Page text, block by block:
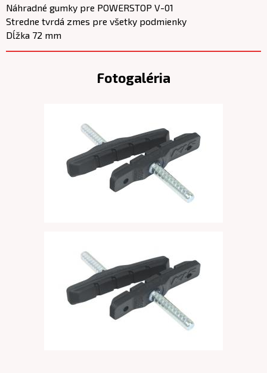
Náhradné gumky pre POWERSTOP V-01
Stredne tvrdá zmes pre všetky podmienky
Dĺžka 72 mm
Fotogaléria